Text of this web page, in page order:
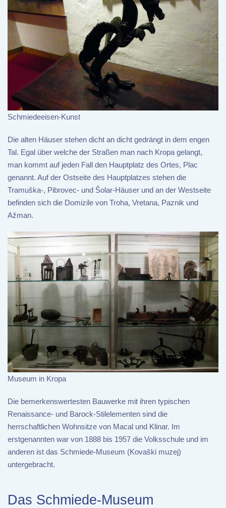
Schmiedeeisen-Kunst
Die alten Häuser stehen dicht an dicht gedrängt in dem engen
Tal. Egal über welche der Straßen man nach Kropa gelangt,
man kommt auf jeden Fall den Hauptplatz des Ortes, Plac
genannt. Auf der Ostseite des Hauptplatzes stehen die
Tramuška-, Pibrovec- und Šolar-Häuser und an der Westseite
befinden sich die Domizile von Troha, Vretana, Paznik und
Ažman.
Museum in Kropa
Die bemerkenswertesten Bauwerke mit ihren typischen
Renaissance- und Barock-Stilelementen sind die
herrschaftlichen Wohnsitze von Macal und Klinar. Im
erstgenannten war von 1888 bis 1957 die Volksschule und im
anderen ist das Schmiede-Museum (Kovaški muzej)
untergebracht.
Das Schmiede-Museum